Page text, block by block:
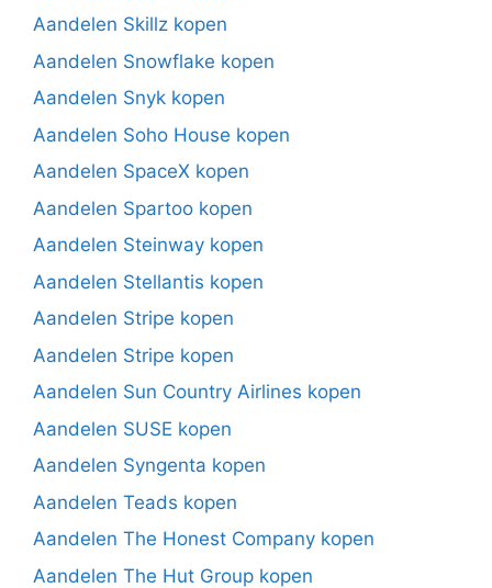
Aandelen Skillz kopen
Aandelen Snowflake kopen
Aandelen Snyk kopen
Aandelen Soho House kopen
Aandelen SpaceX kopen
Aandelen Spartoo kopen
Aandelen Steinway kopen
Aandelen Stellantis kopen
Aandelen Stripe kopen
Aandelen Stripe kopen
Aandelen Sun Country Airlines kopen
Aandelen SUSE kopen
Aandelen Syngenta kopen
Aandelen Teads kopen
Aandelen The Honest Company kopen
Aandelen The Hut Group kopen